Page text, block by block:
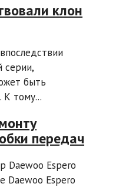
клон
серии,
быть
К тому...
передач
Daewoo Espero
Daewoo Espero